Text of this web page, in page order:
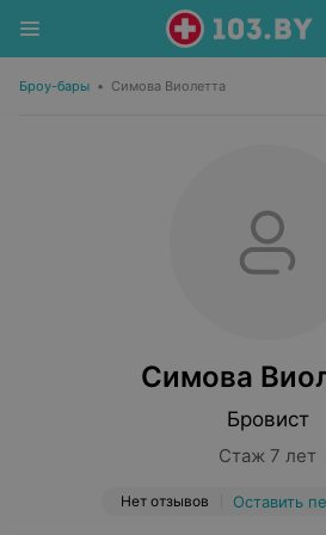
Броу-бары • Симова Виолетта
Симова
Бровист
Стаж 7 лет
Нет отзывов Оставить